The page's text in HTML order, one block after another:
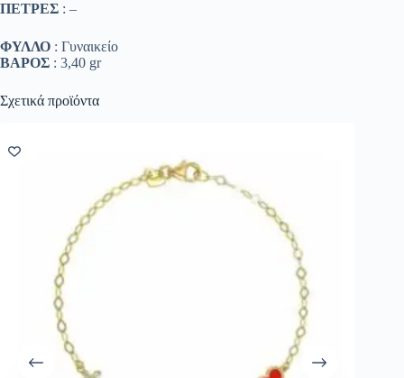
ΠΕΤΡΕΣ : –
ΦΥΛΛΟ : Γυναικείο
ΒΑΡΟΣ : 3,40 gr
Σχετικά προϊόντα